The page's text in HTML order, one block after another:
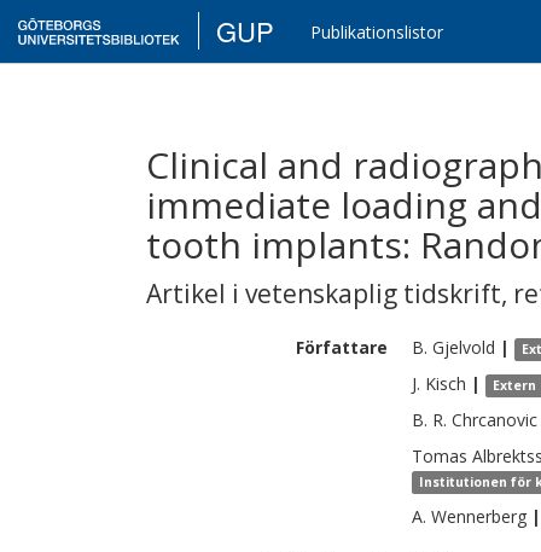
GUP Publikationslistor
Clinical and
immediate loading
tooth implants:
Artikel i vetenskaplig tidskrift,
Författare B. Gjelvold |
J. Kisch | Extern
B. R. Chrcanovic
Tomas
Institutionen för
A. Wennerberg |